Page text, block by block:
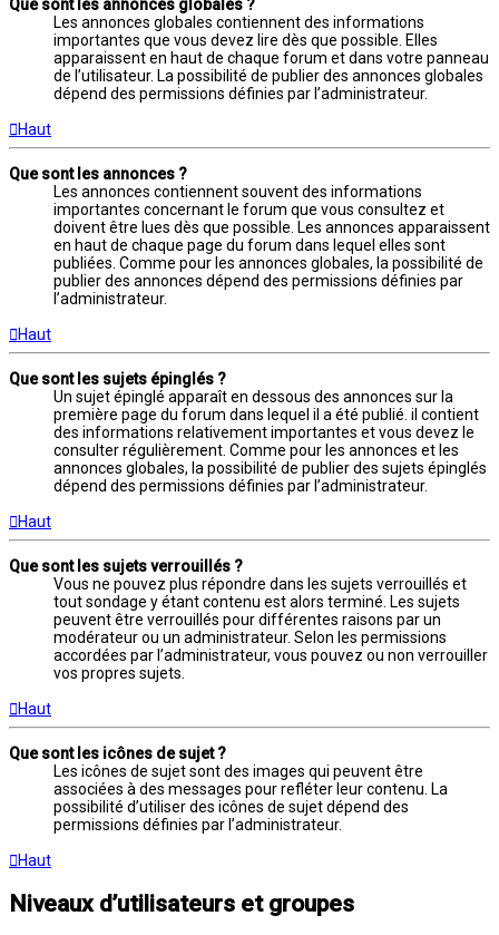
Que sont les annonces globales ?
Les annonces globales contiennent des informations
importantes que vous devez lire dès que possible. Elles
apparaissent en haut de chaque forum et dans votre panneau
de l’utilisateur. La possibilité de publier des annonces globales
dépend des permissions définies par l’administrateur.
Haut
Que sont les annonces ?
Les annonces contiennent souvent des informations
importantes concernant le forum que vous consultez et
doivent être lues dès que possible. Les annonces apparaissent
en haut de chaque page du forum dans lequel elles sont
publiées. Comme pour les annonces globales, la possibilité de
publier des annonces dépend des permissions définies par
l’administrateur.
Haut
Que sont les sujets épinglés ?
Un sujet épinglé apparaît en dessous des annonces sur la
première page du forum dans lequel il a été publié. il contient
des informations relativement importantes et vous devez le
consulter régulièrement. Comme pour les annonces et les
annonces globales, la possibilité de publier des sujets épinglés
dépend des permissions définies par l’administrateur.
Haut
Que sont les sujets verrouillés ?
Vous ne pouvez plus répondre dans les sujets verrouillés et
tout sondage y étant contenu est alors terminé. Les sujets
peuvent être verrouillés pour différentes raisons par un
modérateur ou un administrateur. Selon les permissions
accordées par l’administrateur, vous pouvez ou non verrouiller
vos propres sujets.
Haut
Que sont les icônes de sujet ?
Les icônes de sujet sont des images qui peuvent être
associées à des messages pour refléter leur contenu. La
possibilité d’utiliser des icônes de sujet dépend des
permissions définies par l’administrateur.
Haut
Niveaux d’utilisateurs et groupes